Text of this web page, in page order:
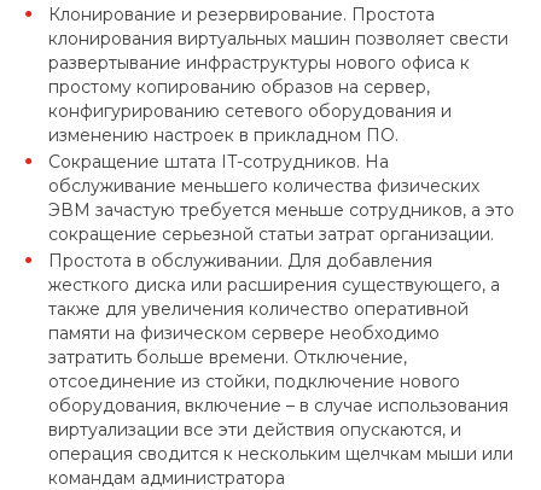
Клонирование и резервирование. Простота
клонирования виртуальных машин позволяет свести
развертывание инфраструктуры нового офиса к
простому копированию образов на сервер,
конфигурированию сетевого оборудования и
изменению настроек в прикладном ПО.
Сокращение штата IT-сотрудников. На
обслуживание меньшего количества физических
ЭВМ зачастую требуется меньше сотрудников, а это
сокращение серьезной статьи затрат организации.
Простота в обслуживании. Для добавления
жесткого диска или расширения существующего, а
также для увеличения количество оперативной
памяти на физическом сервере необходимо
затратить больше времени. Отключение,
отсоединение из стойки, подключение нового
оборудования, включение – в случае использования
виртуализации все эти действия опускаются, и
операция сводится к нескольким щелчкам мыши или
командам администратора